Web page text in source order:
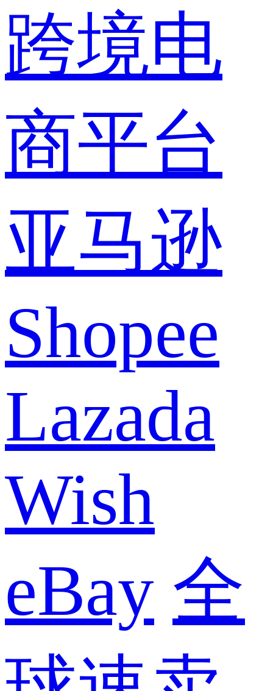
跨境电
商平台
亚马逊
Shopee
Lazada
Wish
eBay 全